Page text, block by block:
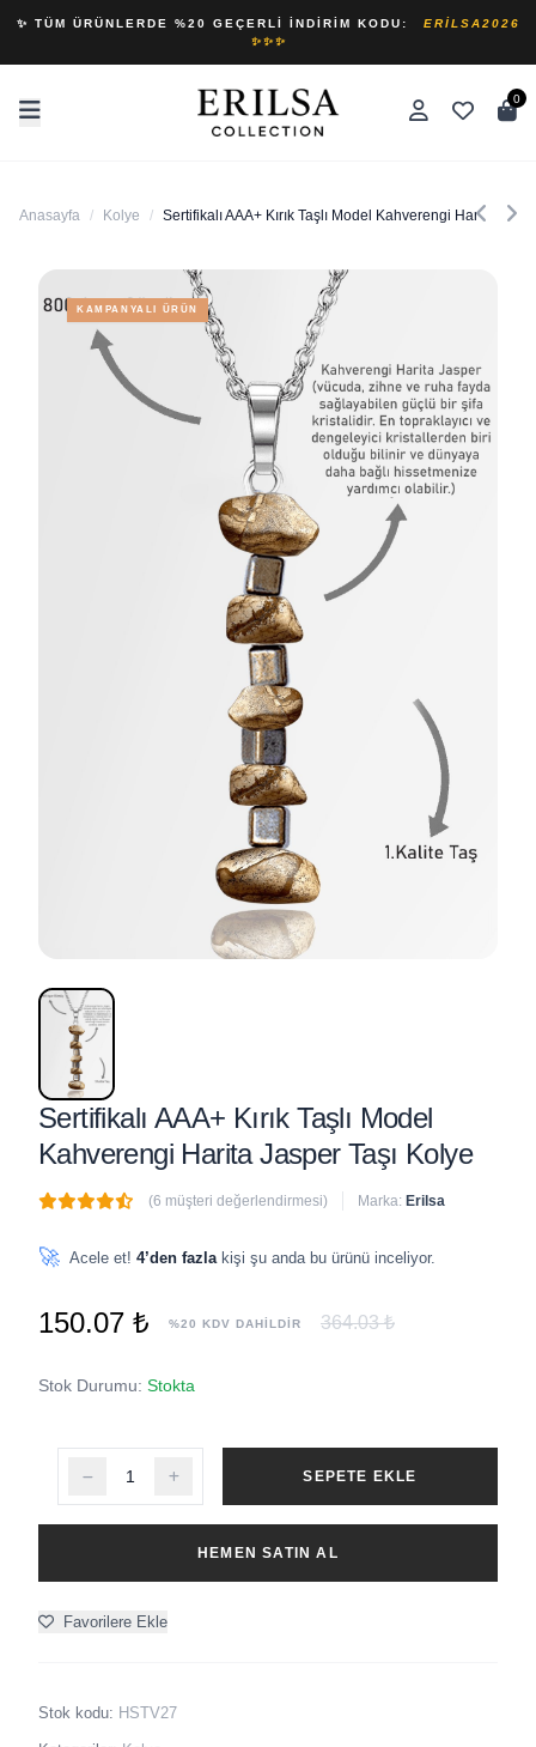
✨ TÜM ÜRÜNLERDE %20 GEÇERLI İNDIRIM KODU:
ERILSA2026
✨✨✨
0
Anasayfa / Kolye / Sertifikalı AAA+ Kırık Taşlı Model Kahverengi Harita
KAMPANYALI ÜRÜN
Sertifikalı AAA+ Kırık Taşlı Model
Kahverengi Harita Jasper Taşı Kolye
(6 müşteri değerlendirmesi) Marka: Erilsa
🚀 Acele et! 4’den fazla kişi şu anda bu ürünü inceliyor.
150.07 ₺ %20 KDV DAHİLDİR 364.03 ₺
Stok Durumu: Stokta
SEPETE EKLE
HEMEN SATIN AL
Favorilere Ekle
Stok kodu: HSTV27